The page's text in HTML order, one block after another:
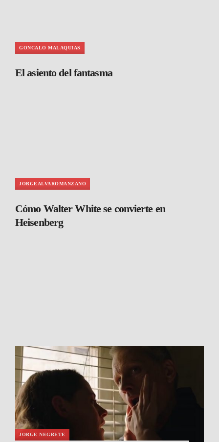
GONCALO MALAQUIAS
El asiento del fantasma
JORGEALVAROMANZANO
Cómo Walter White se convierte en
Heisenberg
JORGE NEGRETE